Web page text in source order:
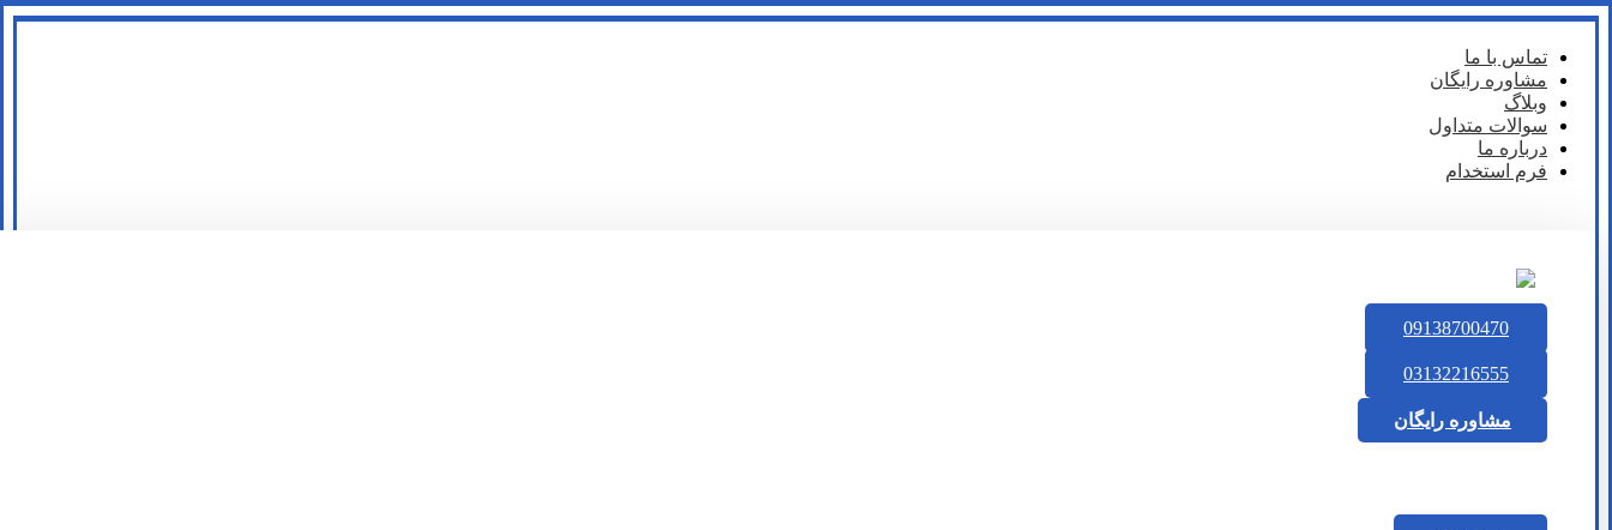
تماس با ما
مشاوره رایگان
وبلاگ
سوالات متداول
درباره ما
فرم استخدام
09138700470
03132216555
مشاوره رایگان